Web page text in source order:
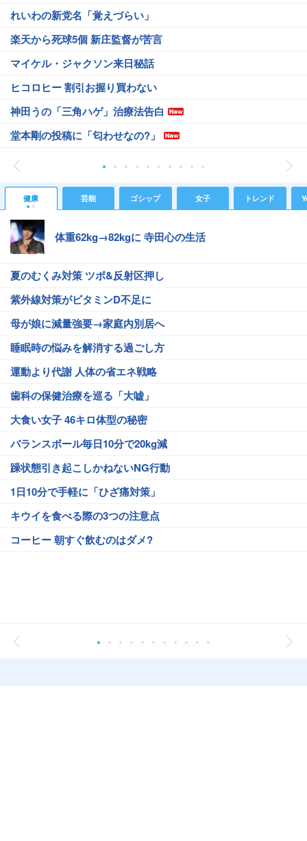
れいわの新党名「覚えづらい」
楽天から死球5個 新庄監督が苦言
マイケル・ジャクソン来日秘話
ヒコロヒー 割引お握り買わない
神田うの「三角ハゲ」治療法告白
堂本剛の投稿に「匂わせなの?」
健康 芸能 ゴシップ 女子 トレンド
体重62kg→82kgに 寺田心の生活
夏のむくみ対策 ツボ&反射区押し
紫外線対策がビタミンD不足に
母が娘に減量強要→家庭内別居へ
睡眠時の悩みを解消する過ごし方
運動より代謝 人体の省エネ戦略
歯科の保健治療を巡る「大嘘」
大食い女子 46キロ体型の秘密
バランスボール毎日10分で20kg減
躁状態引き起こしかねないNG行動
1日10分で手軽に「ひざ痛対策」
キウイを食べる際の3つの注意点
コーヒー 朝すぐ飲むのはダメ?